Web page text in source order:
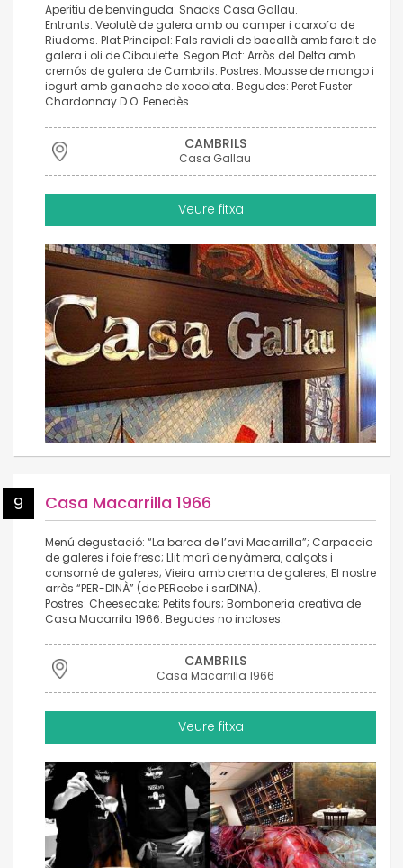
Aperitiu de benvinguda: Snacks Casa Gallau.
Entrants: Veolutè de galera amb ou camper i carxofa de
Riudoms. Plat Principal: Fals ravioli de bacallà amb farcit de
galera i oli de Ciboulette. Segon Plat: Arròs del Delta amb
cremós de galera de Cambrils. Postres: Mousse de mango i
iogurt amb ganache de xocolata. Begudes: Peret Fuster
Chardonnay D.O. Penedès
CAMBRILS
Casa Gallau
Veure fitxa
9 Casa Macarrilla 1966
Menú degustació: “La barca de l’avi Macarrilla”; Carpaccio
de galeres i foie fresc; Llit marí de nyàmera, calçots i
consomé de galeres; Vieira amb crema de galeres; El nostre
arròs “PER-DINÀ” (de PERcebe i sarDINA).
Postres: Cheesecake; Petits fours; Bomboneria creativa de
Casa Macarrila 1966. Begudes no incloses.
CAMBRILS
Casa Macarrilla 1966
Veure fitxa